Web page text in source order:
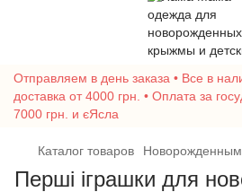
Отправляем в день заказа • Все в
доставка от 4000 грн. • Оплата за
7000 грн. и єЯсла
Каталог товаров
Перші іграшки для